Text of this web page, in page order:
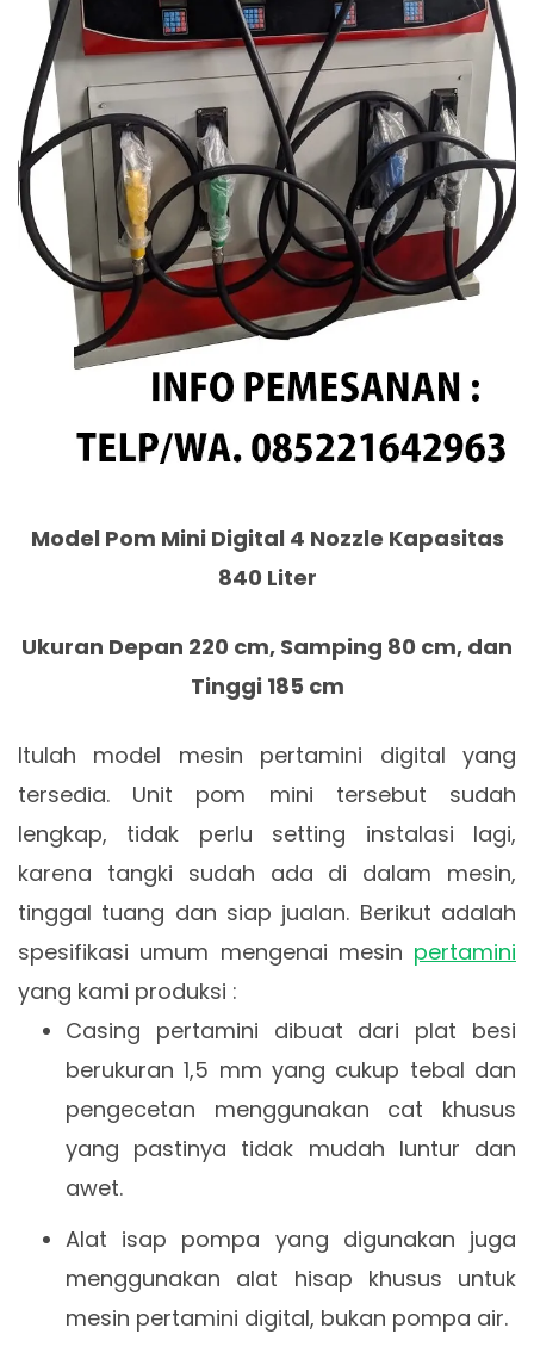
Model Pom Mini Digital 4 Nozzle Kapasitas
840 Liter
Ukuran Depan 220 cm, Samping 80 cm, dan
Tinggi 185 cm
Itulah model mesin pertamini digital yang
tersedia. Unit pom mini tersebut sudah
lengkap, tidak perlu setting instalasi lagi,
karena tangki sudah ada di dalam mesin,
tinggal tuang dan siap jualan. Berikut adalah
spesifikasi umum mengenai mesin pertamini
yang kami produksi :
Casing pertamini dibuat dari plat besi
berukuran 1,5 mm yang cukup tebal dan
pengecetan menggunakan cat khusus
yang pastinya tidak mudah luntur dan
awet.
Alat isap pompa yang digunakan juga
menggunakan alat hisap khusus untuk
mesin pertamini digital, bukan pompa air.